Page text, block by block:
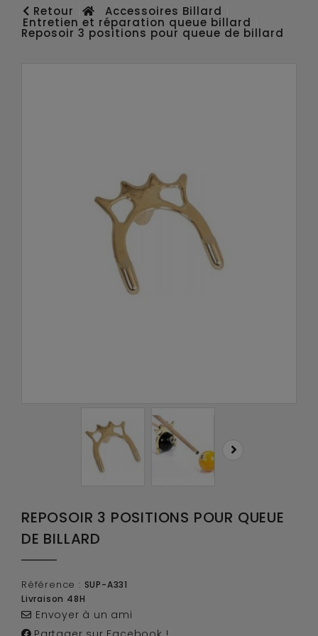
Retour Accessoires Billard
Entretien et réparation queue billard
Reposoir 3 positions pour queue de billard
REPOSOIR 3 POSITIONS POUR QUEUE
DE BILLARD
Référence : SUP-A331
Livraison 48H
Envoyer à un ami